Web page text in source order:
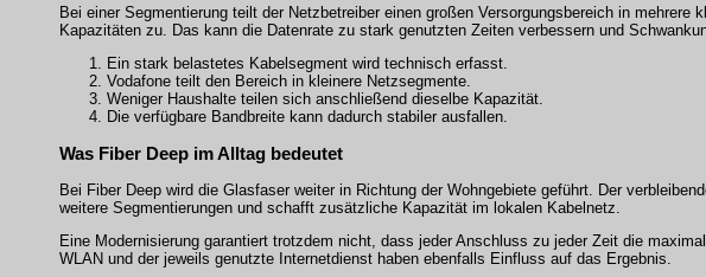
Bei einer Segmentierung teilt der Netzbetreiber einen großen Versorgungsbereich in
Kapazitäten zu. Das kann die Datenrate zu stark genutzten Zeiten verbessern und
Ein stark belastetes Kabelsegment wird technisch erfasst.
Vodafone teilt den Bereich in kleinere Netzsegmente.
Weniger Haushalte teilen sich anschließend dieselbe Kapazität.
Die verfügbare Bandbreite kann dadurch stabiler ausfallen.
Was Fiber Deep im Alltag bedeutet
Bei Fiber Deep wird die Glasfaser weiter in Richtung der Wohngebiete geführt. Der
weitere Segmentierungen und schafft zusätzliche Kapazität im lokalen Kabelnetz.
Eine Modernisierung garantiert trotzdem nicht, dass jeder Anschluss zu jeder Zeit die
WLAN und der jeweils genutzte Internetdienst haben ebenfalls Einfluss auf das Ergebnis.